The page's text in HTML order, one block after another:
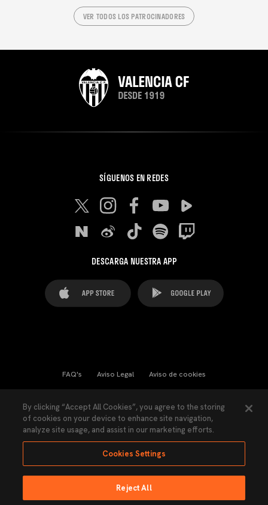
VER TODOS LOS PATROCINADORES
SÍGUENOS EN REDES
DESCARGA NUESTRA APP
FAQ's Aviso Legal Aviso de cookies
Ley Transparencia Política de Privacidad
Accesibilidad
Ninguna parte de esta página puede ser reproducida sin el permiso del Valencia
By clicking “Accept All Cookies”, you agree to the storing
of cookies on your device to enhance site navigation,
analyze site usage, and assist in our marketing efforts.
Cookies Settings
Reject All